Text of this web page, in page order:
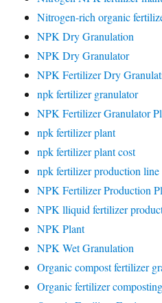
Nitrogen-rich organic
NPK Dry Granulation
NPK Dry Granulator
NPK Fertilizer Dry
npk fertilizer granulator
NPK Fertilizer Granulator
npk fertilizer plant
npk fertilizer plant cost
npk fertilizer production line
NPK Fertilizer Production
NPK lliquid fertilizer
NPK Plant
NPK Wet Granulation
Organic compost fertilizer
Organic fertilizer composting